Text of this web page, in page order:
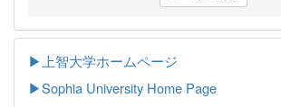
▶上智大学ホームページ
▶Sophia University Home Page